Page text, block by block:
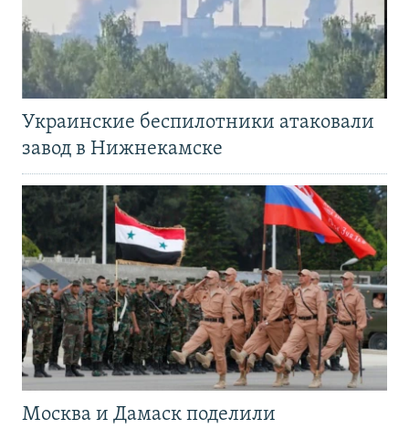
Украинские беспилотники атаковали
завод в Нижнекамске
Москва и Дамаск поделили